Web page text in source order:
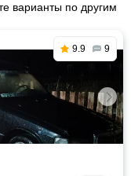
варианты по другим
9.9 9